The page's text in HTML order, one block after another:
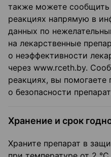
также можете сообщить
реакциях напрямую в
данных по
на лекарственные
о неэффективности
через www.rceth.by.
реакциях, вы помогаете
о безопасности
Хранение и срок
Храните препарат в